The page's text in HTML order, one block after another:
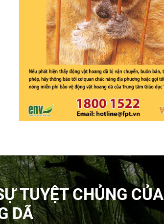
TUYỆT CHỦNG CỦA
DÃ